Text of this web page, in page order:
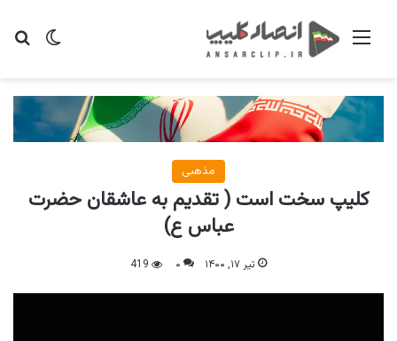
تغییر منو
مذهبی
کلیپ سخت است ( تقدیم به عاشقان حضرت
عباس ع)
تیر ۱۷, ۱۴۰۰ ۰ 419
نمایشگر